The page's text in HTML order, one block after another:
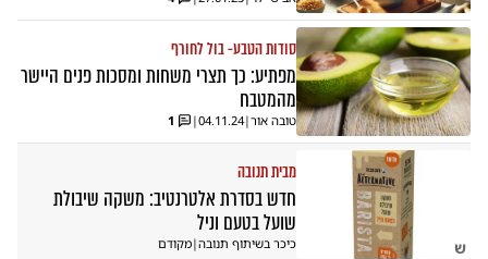
סודות הטבע- בול לחורף
מפתיע: כך תצרי משחות ומסכות פנים היישר
מהמטבח
טובה אור|
04.11.24
|
1
ש
מבית תנובה
חדש בסדרת אלטרנטיב: משקה שיבולת
שועל בטעם וניל
כיכר בשיתוף תנובה|מקודם